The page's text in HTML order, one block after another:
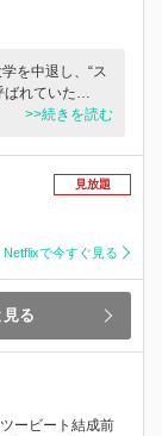
を中退し、“ス
ばれていた…
>>続きを読む
見放題
Netflixで今すぐ見る
る
ービート結成前